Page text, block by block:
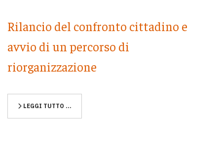
Rilancio del confronto cittadino e
avvio di un percorso di
riorganizzazione
LEGGI TUTTO …